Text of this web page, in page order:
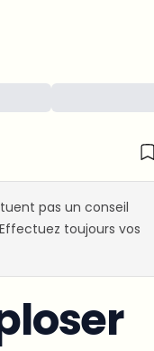
pas un conseil
toujours vos